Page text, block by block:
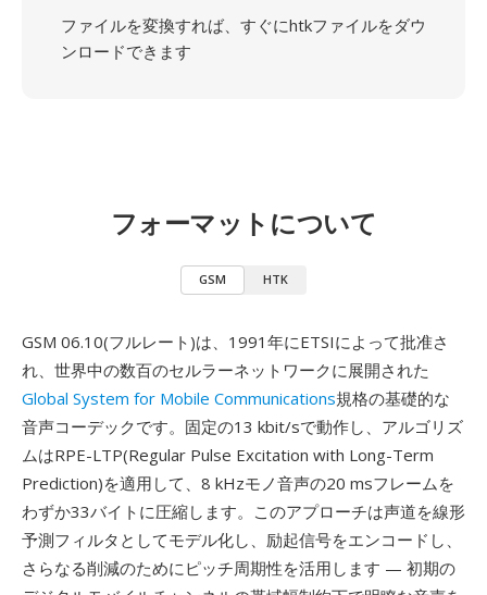
ファイルを変換すれば、すぐにhtkファイルをダウ
ンロードできます
フォーマットについて
GSM HTK
GSM 06.10(フルレート)は、1991年にETSIによって批准さ
れ、世界中の数百のセルラーネットワークに展開された
Global System for Mobile Communications規格の基礎的な
音声コーデックです。固定の13 kbit/sで動作し、アルゴリズ
ムはRPE-LTP(Regular Pulse Excitation with Long-Term
Prediction)を適用して、8 kHzモノ音声の20 msフレームを
わずか33バイトに圧縮します。このアプローチは声道を線形
予測フィルタとしてモデル化し、励起信号をエンコードし、
さらなる削減のためにピッチ周期性を活用します — 初期の